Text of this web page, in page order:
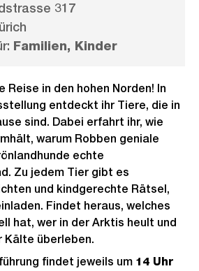
317
Familien, Kinder
Reise in den hohen Norden! In
entdeckt ihr Tiere, die in
sind. Dabei erfahrt ihr, wie
warum Robben geniale
echte
Zu jedem Tier gibt es
und kindgerechte Rätsel,
Findet heraus, welches
hat, wer in der Arktis heult und
Kälte überleben.
findet jeweils um 14 Uhr